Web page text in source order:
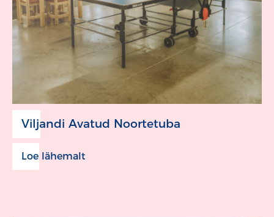
Viljandi Avatud Noortetuba
Loe lähemalt